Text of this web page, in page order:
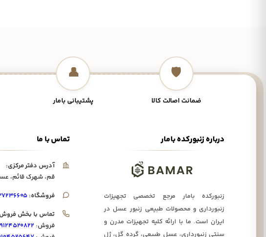
🛡️
ضمانت اصالت کالا
👤
پشتیبانی بامار
تماس با ما
آدرس دفتر مرکزی:
قم، شهرک قائم،
فروشگاه:
تماس با بخش
فروش:
درباره زنبورکده بامار
زنبورکده بامار مرجع تخصصی تجهیزات
زنبورداری و محصولات طبیعی زنبور عسل در
ایران است. ما با ارائه کلیه تجهیزات مدرن و
سنتی زنبورداری، عسل طبیعی، گرده گل، ژل